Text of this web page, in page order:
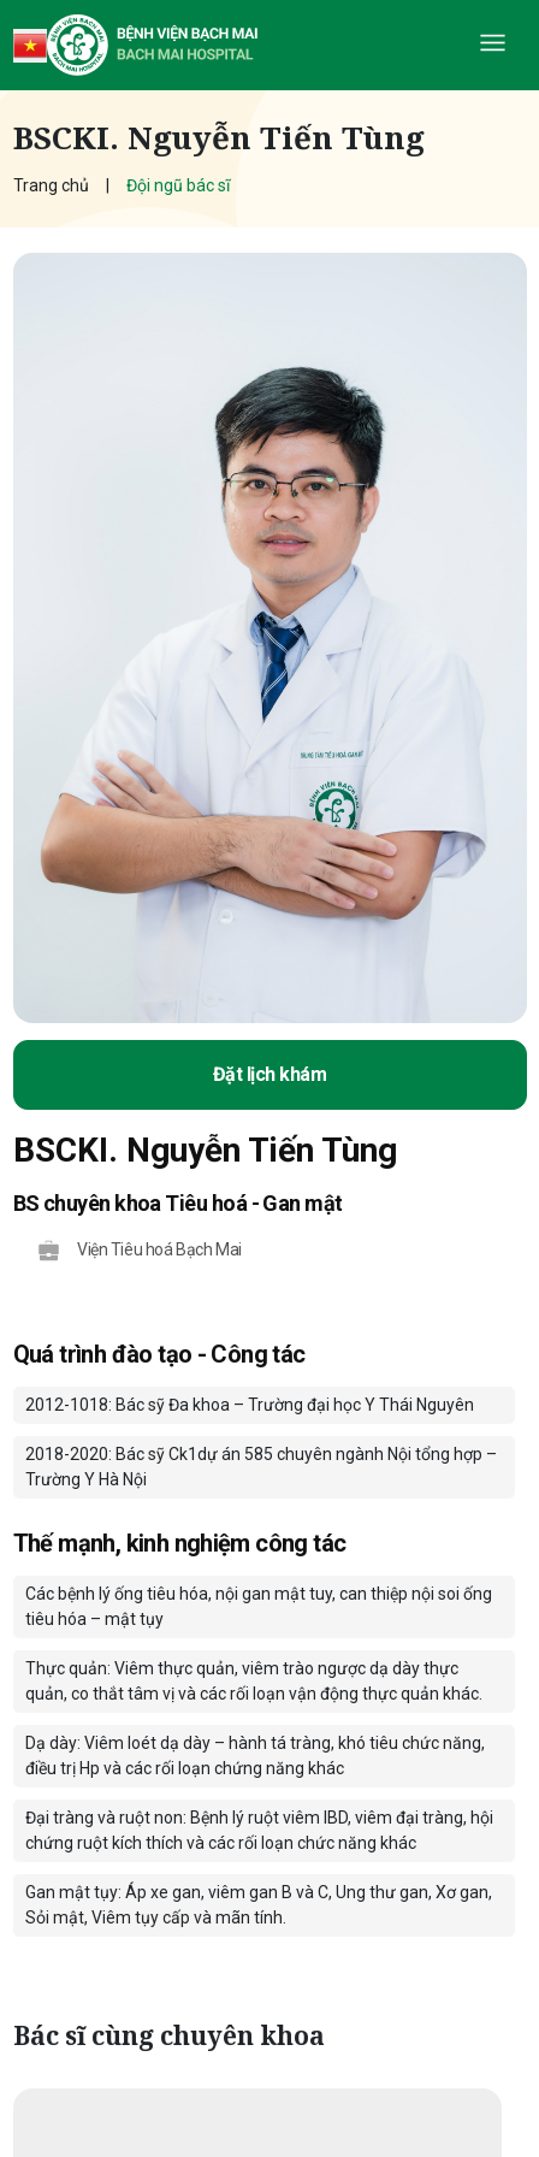
BSCKI. Nguyễn Tiến Tùng
Trang chủ Đội ngũ bác sĩ
Đặt lịch khám
BSCKI. Nguyễn Tiến Tùng
BS chuyên khoa Tiêu hoá - Gan mật
Viện Tiêu hoá Bạch Mai
Quá trình đào tạo - Công tác
2012-1018: Bác sỹ Đa khoa – Trường đại học Y Thái Nguyên
2018-2020: Bác sỹ Ck1dự án 585 chuyên ngành Nội tổng hợp –
Trường Y Hà Nội
Thế mạnh, kinh nghiệm công tác
Các bệnh lý ống tiêu hóa, nội gan mật tuy, can thiệp nội soi ống
tiêu hóa – mật tụy
Thực quản: Viêm thực quản, viêm trào ngược dạ dày thực
quản, co thắt tâm vị và các rối loạn vận động thực quản khác.
Dạ dày: Viêm loét dạ dày – hành tá tràng, khó tiêu chức năng,
điều trị Hp và các rối loạn chứng năng khác
Đại tràng và ruột non: Bệnh lý ruột viêm IBD, viêm đại tràng, hội
chứng ruột kích thích và các rối loạn chức năng khác
Gan mật tụy: Áp xe gan, viêm gan B và C, Ung thư gan, Xơ gan,
Sỏi mật, Viêm tụy cấp và mãn tính.
Bác sĩ cùng chuyên khoa